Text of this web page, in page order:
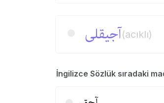
آجیقلی(acıklı)
İngilizce Sözlük sıradaki